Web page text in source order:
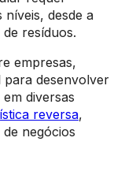
desde a
resíduos.
empresas,
para desenvolver
diversas
reversa,
negócios